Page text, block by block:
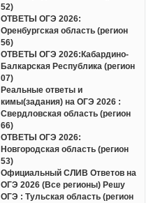
52)
ОТВЕТЫ ОГЭ 2026:
Оренбургская область (регион
56)
ОТВЕТЫ ОГЭ 2026:Кабардино-
Балкарская Республика (регион
07)
Реальные ответы и
кимы(задания) на ОГЭ 2026 :
Свердловская область (регион
66)
ОТВЕТЫ ОГЭ 2026:
Новгородская область (регион
53)
Официальный СЛИВ Ответов на
ОГЭ 2026 (Все регионы) Решу
ОГЭ : Тульская область (регион